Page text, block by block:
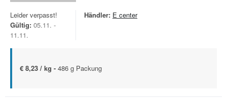
Leider verpasst!
Gültig: 05.11. -
11.11.
Händler: E center
€ 8,23 / kg - 486 g Packung